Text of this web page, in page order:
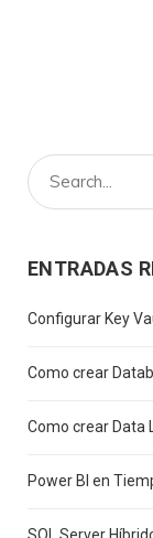
ENTRADAS
Configurar Key
Como crear
Como crear Data
Power BI en
SQL Server